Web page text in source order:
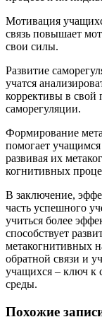
Мотивация
связь повышает
свои силы.
Развитие
учатся
коррективы в свой
саморегуляции.
Формирование
помогает
развивая их
когнитивных
В заключение,
часть успешного
учиться более
способствует
метакогнитивных
обратной связи и
учащихся – ключ к
среды.
Похожие